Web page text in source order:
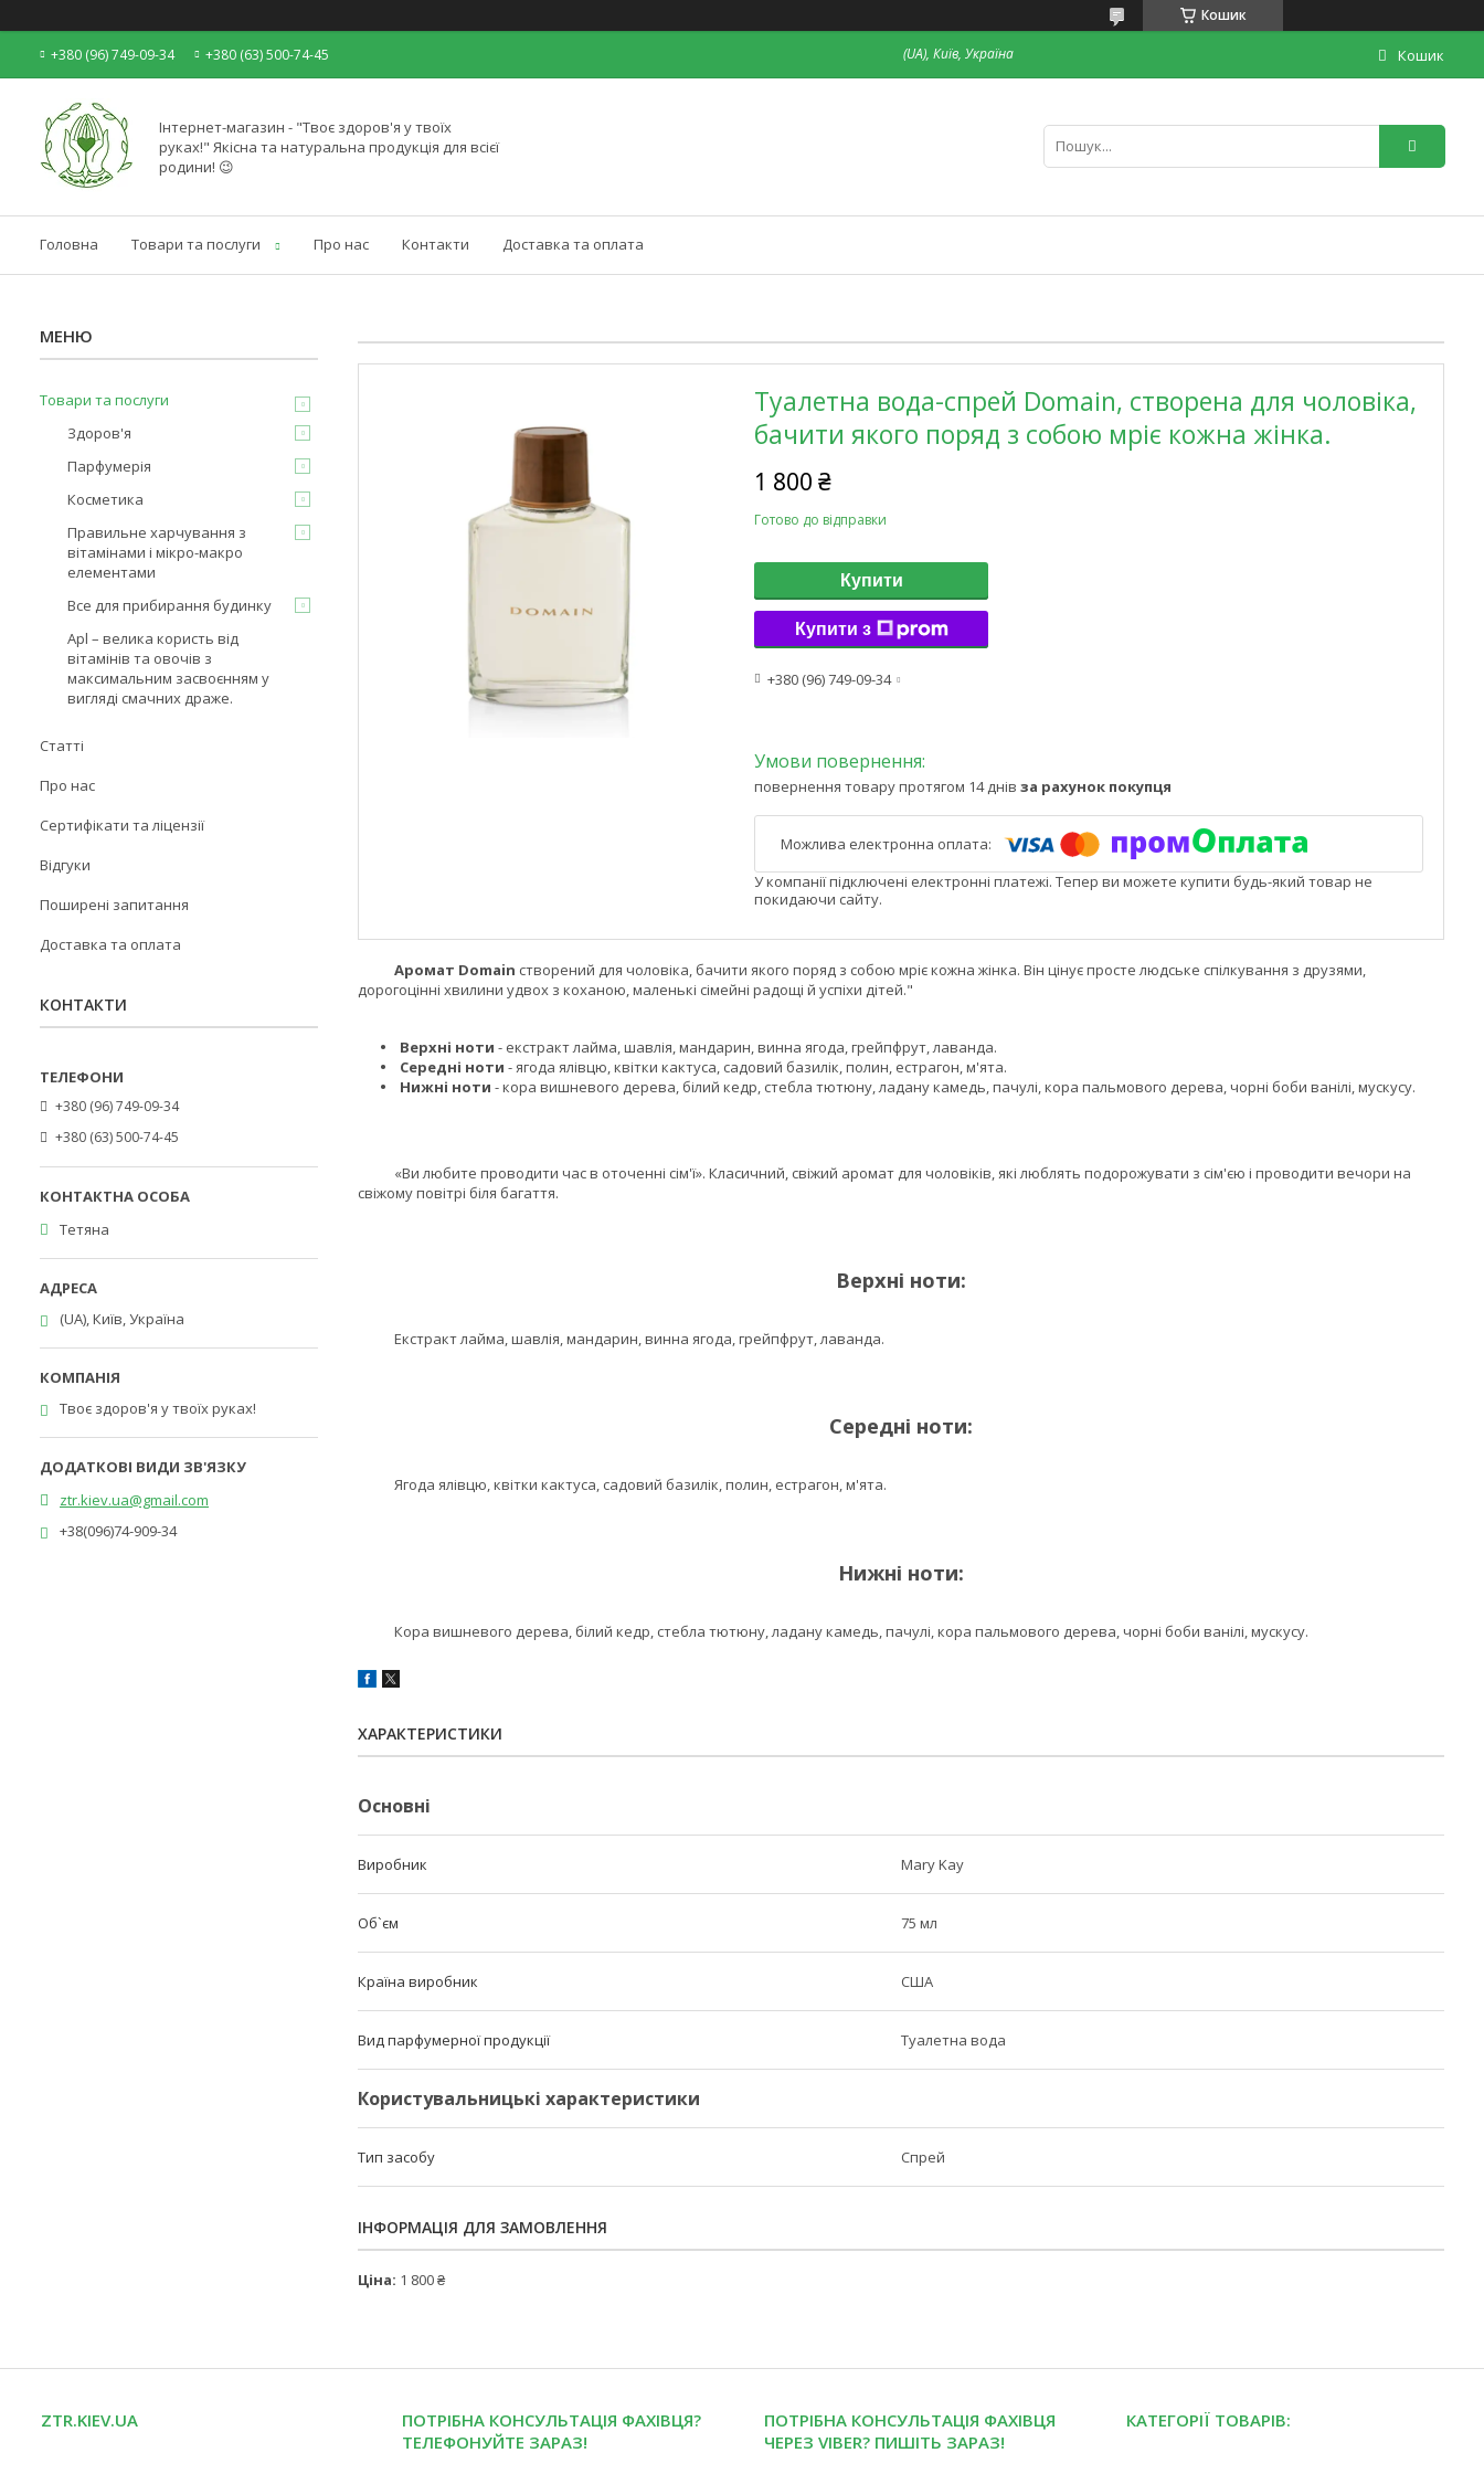
Кошик
+380 (96) 749-09-34 +380 (63) 500-74-45 (UA), Київ, Україна Кошик
Інтернет-магазин - "Твоє здоров'я у твоїх
руках!" Якісна та натуральна продукція для всієї
родини! 😉
Головна Товари та послуги Про нас Контакти Доставка та оплата
Туалетна вода-спрей Domain, створена для чоловіка,
бачити якого поряд з собою мріє кожна жінка.
1 800 ₴
Готово до відправки
Купити
Купити з
+380 (96) 749-09-34
повернення товару протягом 14 днів за рахунок покупця
У компанії підключені електронні платежі. Тепер ви можете купити будь-який товар не
покидаючи сайту.
Аромат Domain створений для чоловіка, бачити якого поряд з собою мріє кожна жінка. Він цінує просте людське спілкування з друзями,
дорогоцінні хвилини удвох з коханою, маленькі сімейні радощі й успіхи дітей."
Верхні ноти - екстракт лайма, шавлія, мандарин, винна ягода, грейпфрут, лаванда.
Середні ноти - ягода ялівцю, квітки кактуса, садовий базилік, полин, естрагон, м'ята.
Нижні ноти - кора вишневого дерева, білий кедр, стебла тютюну, ладану камедь, пачулі, кора пальмового дерева, чорні боби ванілі, мускусу.
«Ви любите проводити час в оточенні сім'ї». Класичний, свіжий аромат для чоловіків, які люблять подорожувати з сім'єю і проводити вечори на
свіжому повітрі біля багаття.
Верхні ноти:
Екстракт лайма, шавлія, мандарин, винна ягода, грейпфрут, лаванда.
Середні ноти:
Ягода ялівцю, квітки кактуса, садовий базилік, полин, естрагон, м'ята.
Нижні ноти:
Кора вишневого дерева, білий кедр, стебла тютюну, ладану камедь, пачулі, кора пальмового дерева, чорні боби ванілі, мускусу.
ХАРАКТЕРИСТИКИ
Основні
Виробник Mary Kay
Об`єм 75 мл
Країна виробник США
Вид парфумерної продукції Туалетна вода
Користувальницькі характеристики
Тип засобу Спрей
ІНФОРМАЦІЯ ДЛЯ ЗАМОВЛЕННЯ
Ціна: 1 800 ₴
Товари та послуги
Здоров'я
Парфумерія
Косметика
Правильне харчування з
вітамінами і мікро-макро
елементами
Все для прибирання будинку
Apl – велика користь від
вітамінів та овочів з
максимальним засвоєнням у
вигляді смачних драже.
Статті
Про нас
Сертифікати та ліцензії
Відгуки
Поширені запитання
Доставка та оплата
КОНТАКТИ
+380 (96) 749-09-34
+380 (63) 500-74-45
Тетяна
(UA), Київ, Україна
Твоє здоров'я у твоїх руках!
ztr.kiev.ua@gmail.com
+38(096)74-909-34
ZTR.KIEV.UA
ПОТРІБНА КОНСУЛЬТАЦІЯ ФАХІВЦЯ?
ТЕЛЕФОНУЙТЕ ЗАРАЗ!
ПОТРІБНА КОНСУЛЬТАЦІЯ ФАХІВЦЯ
ЧЕРЕЗ VIBER? ПИШІТЬ ЗАРАЗ!
КАТЕГОРІЇ ТОВАРІВ: